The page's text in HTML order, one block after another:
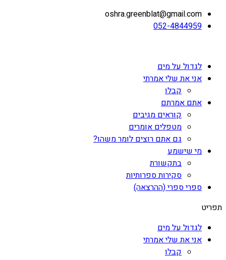
oshra.greenblat@gmail.com
052-4844959
לגדול על מים
אני את שלי אמרתי
קבלו
אתם אמרתם
קוראים מגיבים
מטפלים אומרים
גם אתם רוצים לומר משהו?
מי שישמע
בתקשורת
סקירות ספרותיות
ספרי ספרי (ההרצאה)
תפריט
לגדול על מים
אני את שלי אמרתי
קבלו